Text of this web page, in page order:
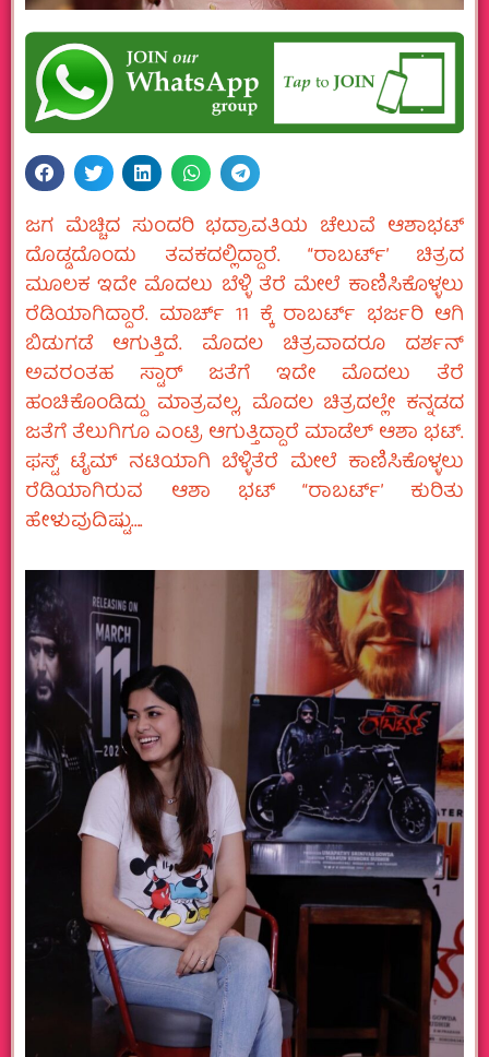
ಜಗ ಮೆಚ್ಚಿದ ಸುಂದರಿ ಭದ್ರಾವತಿಯ ಚೆಲುವೆ ಆಶಾಭಟ್‌
ದೊಡ್ಡದೊಂದು ತವಕದಲ್ಲಿದ್ದಾರೆ. “ರಾಬರ್ಟ್‌’ ಚಿತ್ರದ
ಮೂಲಕ ಇದೇ ಮೊದಲು ಬೆಳ್ಳಿ ತೆರೆ ಮೇಲೆ ಕಾಣಿಸಿಕೊಳ್ಳಲು
ರೆಡಿಯಾಗಿದ್ದಾರೆ. ಮಾರ್ಚ್‌ 11 ಕ್ಕೆ ರಾಬರ್ಟ್‌ ಭರ್ಜರಿ ಆಗಿ
ಬಿಡುಗಡೆ ಆಗುತ್ತಿದೆ. ಮೊದಲ ಚಿತ್ರವಾದರೂ ದರ್ಶನ್‌
ಅವರಂತಹ ಸ್ಟಾರ್‌ ಜತೆಗೆ ಇದೇ ಮೊದಲು ತೆರೆ
ಹಂಚಿಕೊಂಡಿದ್ದು ಮಾತ್ರವಲ್ಲ, ಮೊದಲ ಚಿತ್ರದಲ್ಲೇ ಕನ್ನಡದ
ಜತೆಗೆ ತೆಲುಗಿಗೂ ಎಂಟ್ರಿ ಆಗುತ್ತಿದ್ದಾರೆ ಮಾಡೆಲ್‌ ಆಶಾ ಭಟ್.‌
ಫಸ್ಟ್‌ ಟೈಮ್‌ ನಟಿಯಾಗಿ ಬೆಳ್ಳಿತೆರೆ ಮೇಲೆ ಕಾಣಿಸಿಕೊಳ್ಳಲು
ರೆಡಿಯಾಗಿರುವ ಆಶಾ ಭಟ್‌ “ರಾಬರ್ಟ್‌ʼ ಕುರಿತು
ಹೇಳುವುದಿಷ್ಟು….